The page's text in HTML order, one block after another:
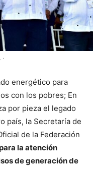
energético para
con los pobres; En
por pieza el legado
país, la Secretaría de
de la Federación
la atención
de generación de